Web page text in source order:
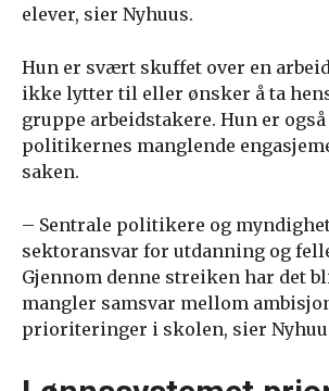
elever, sier Nyhuus.
Hun er svært skuffet over en
ikke lytter til eller ønsker å ta
gruppe arbeidstakere. Hun er
politikernes manglende
saken.
– Sentrale politikere og
sektoransvar for utdanning og
Gjennom denne streiken har det
mangler samsvar mellom
prioriteringer i skolen, sier